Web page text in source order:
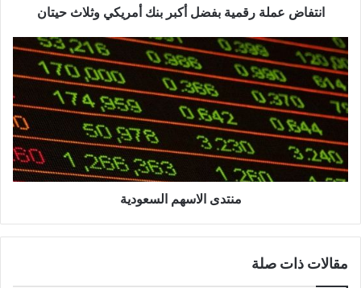
انتفاض عملة رقمية بفضل أكبر بنك أمريكي وثلاث حيتان
منتدى
الاسهم
السعودية
منتدى الاسهم السعودية
مقالات ذات صلة